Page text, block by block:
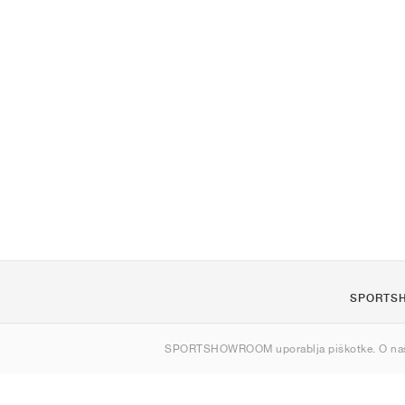
SPORTSHOWROOM uporablja piškotke. O
Kontakt